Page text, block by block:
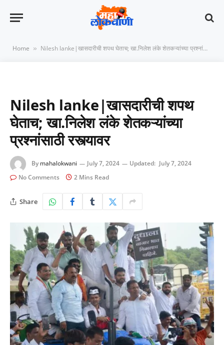
Home » Nilesh lanke|खासदारीची शपथ घेताच; खा.निलेश लंके शेतकऱ्यांच्या प्रश्नांसाठी रस्त्यावर
Nilesh lanke|खासदारीची शपथ
घेताच; खा.निलेश लंके शेतकऱ्यांच्या
प्रश्नांसाठी रस्त्यावर
By mahalokwani July 7, 2024 Updated: July 7, 2024
No Comments
2 Mins Read
Share